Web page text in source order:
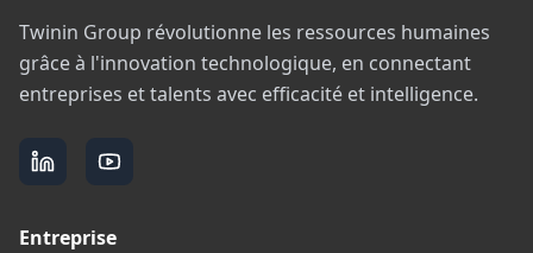
Twinin Group révolutionne les ressources humaines
grâce à l'innovation technologique, en connectant
entreprises et talents avec efficacité et intelligence.
Entreprise